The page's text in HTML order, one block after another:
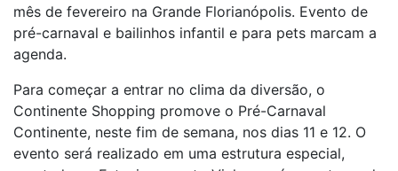
mês de fevereiro na Grande Florianópolis. Evento de
pré-carnaval e bailinhos infantil e para pets marcam a
agenda.
Para começar a entrar no clima da diversão, o
Continente Shopping promove o Pré-Carnaval
Continente, neste fim de semana, nos dias 11 e 12. O
evento será realizado em uma estrutura especial,